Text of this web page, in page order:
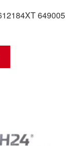
649005